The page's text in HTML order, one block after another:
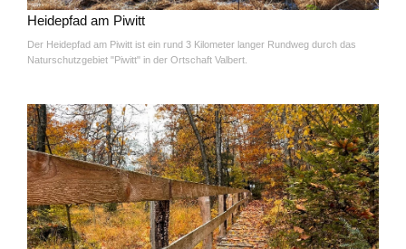
Heidepfad am Piwitt
Der Heidepfad am Piwitt ist ein rund 3 Kilometer langer Rundweg durch das
Naturschutzgebiet "Piwitt" in der Ortschaft Valbert.